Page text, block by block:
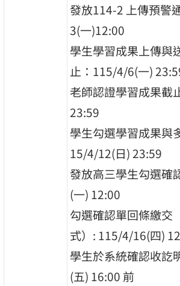
發放114-2 上傳預警
3(⼀)12:00
學⽣學習成果上傳與
⽌：115/4/6(⼀)
⽼師認證學習成果截
23:59
學⽣勾選學習成果與
15/4/12(⽇) 23:59
發放⾼三學⽣勾選確
(⼀) 12:00
勾選確認單回條繳交
式）: 115/4/16(四)
學⽣於系統確認收訖
(五) 16:00 前